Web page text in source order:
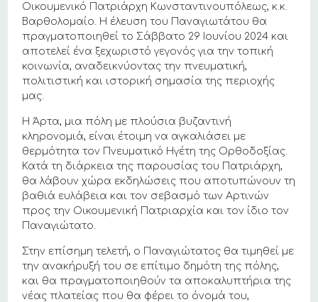
Οικουμενικό Πατριάρχη Κωνσταντινουπόλεως, κ.κ.
Βαρθολομαίο. Η έλευση του Παναγιωτάτου θα
πραγματοποιηθεί το Σάββατο 29 Ιουνίου 2024 και
αποτελεί ένα ξεχωριστό γεγονός για την τοπική
κοινωνία, αναδεικνύοντας την πνευματική,
πολιτιστική και ιστορική σημασία της περιοχής
μας.
Η Άρτα, μια πόλη με πλούσια βυζαντινή
κληρονομιά, είναι έτοιμη να αγκαλιάσει με
θερμότητα τον Πνευματικό Ηγέτη της Ορθοδοξίας.
Κατά τη διάρκεια της παρουσίας του Πατριάρχη,
θα λάβουν χώρα εκδηλώσεις που αποτυπώνουν τη
βαθιά ευλάβεια και τον σεβασμό των Αρτινών
προς την Οικουμενική Πατριαρχία και τον ίδιο τον
Παναγιώτατο.
Στην επίσημη τελετή, ο Παναγιώτατος θα τιμηθεί με
την ανακήρυξή του σε επίτιμο δημότη της πόλης,
και θα πραγματοποιηθούν τα αποκαλυπτήρια της
νέας πλατείας που θα φέρει το όνομά του,